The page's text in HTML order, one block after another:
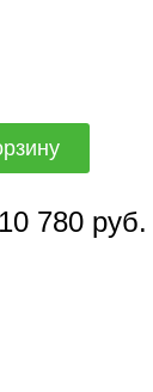
10 780 руб.